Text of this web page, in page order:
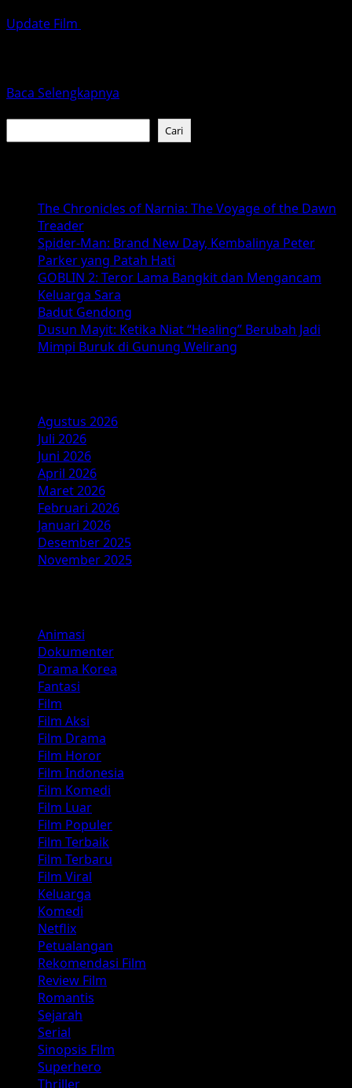
Update Film
Baca Selengkapnya
Iron
Film
Horor
Laut
Dalam
Cari
The Chronicles of Narnia: The Voyage of the Dawn
Treader
Spider-Man: Brand New Day, Kembalinya Peter
Parker yang Patah Hati
GOBLIN 2: Teror Lama Bangkit dan Mengancam
Keluarga Sara
Badut Gendong
Dusun Mayit: Ketika Niat “Healing” Berubah Jadi
Mimpi Buruk di Gunung Welirang
Agustus 2026
Juli 2026
Juni 2026
April 2026
Maret 2026
Februari 2026
Januari 2026
Desember 2025
November 2025
Animasi
Dokumenter
Drama Korea
Fantasi
Film
Film Aksi
Film Drama
Film Horor
Film Indonesia
Film Komedi
Film Luar
Film Populer
Film Terbaik
Film Terbaru
Film Viral
Keluarga
Komedi
Netflix
Petualangan
Rekomendasi Film
Review Film
Romantis
Sejarah
Serial
Sinopsis Film
Superhero
Thriller